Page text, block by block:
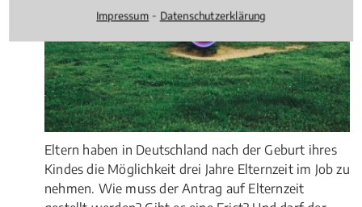
Eltern haben in Deutschland nach der Geburt ihres
Kindes die Möglichkeit drei Jahre Elternzeit im Job zu
nehmen. Wie muss der Antrag auf Elternzeit
Impressum ⁃ Datenschutzerklärung